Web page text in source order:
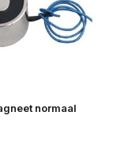
normaal